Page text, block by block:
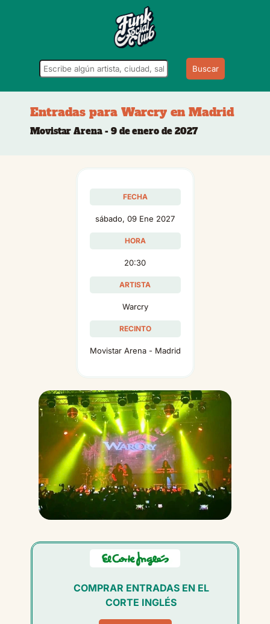
Buscar
Entradas para Warcry en Madrid
Movistar Arena - 9 de enero de 2027
FECHA
sábado, 09 Ene 2027
HORA
20:30
ARTISTA
Warcry
RECINTO
Movistar Arena - Madrid
COMPRAR ENTRADAS EN EL
CORTE INGLÉS